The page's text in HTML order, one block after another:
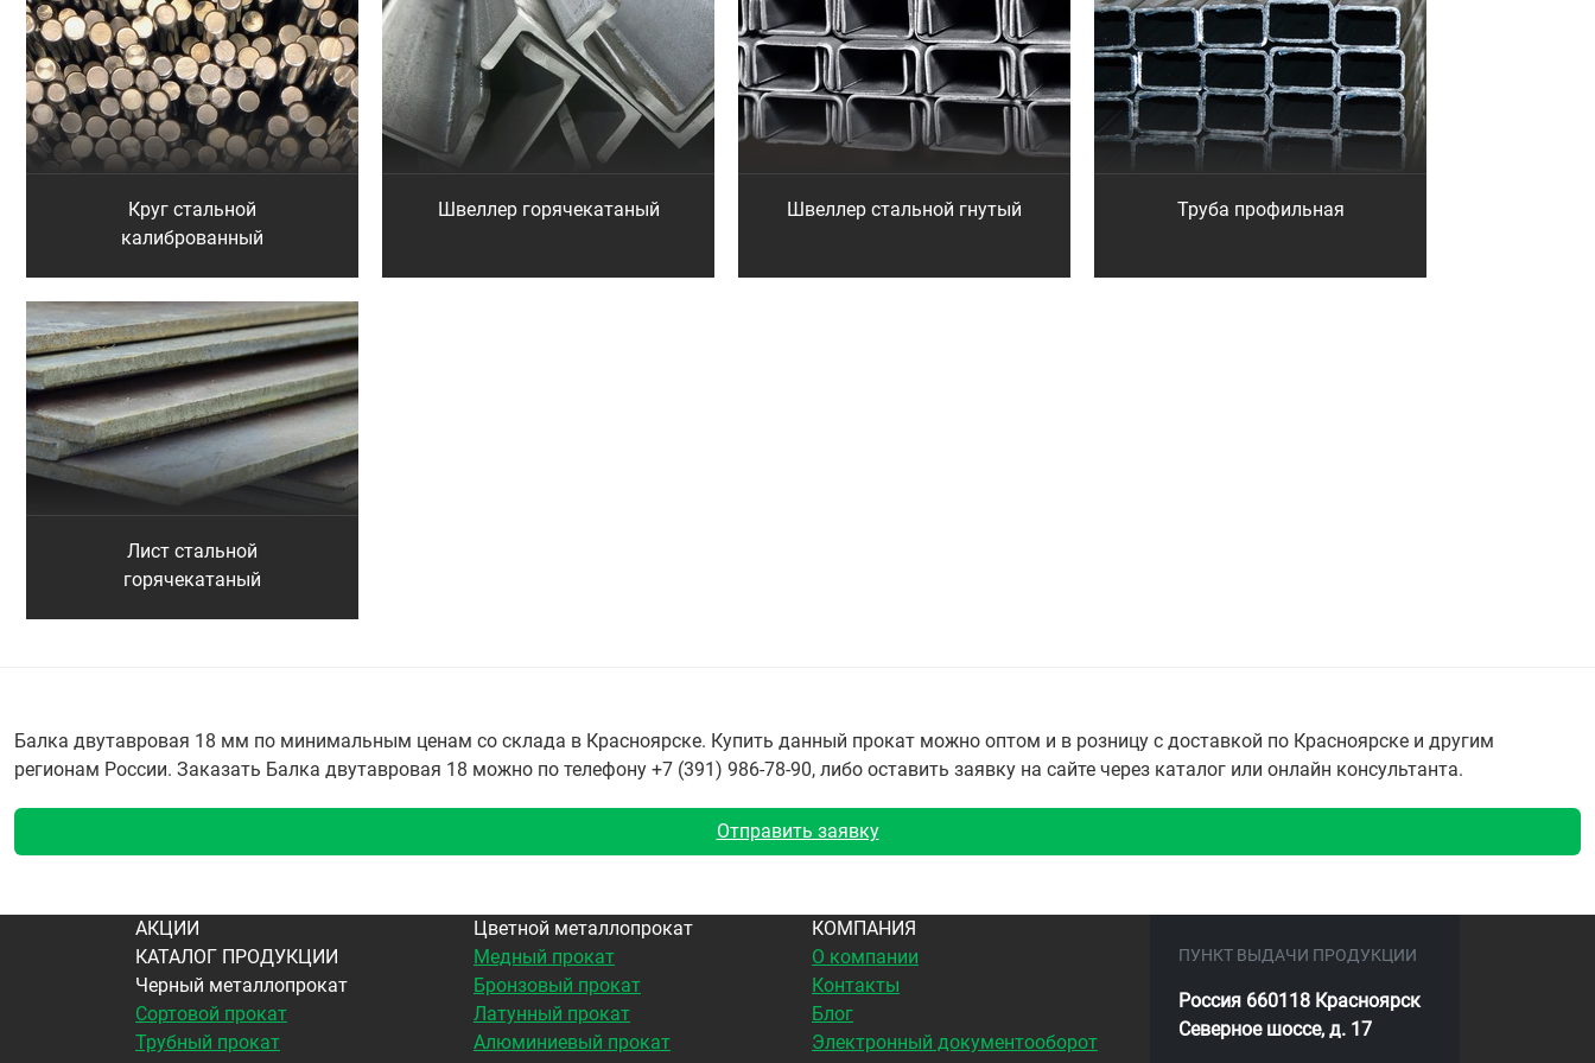
Круг стальной
калиброванный
Швеллер горячекатаный Швеллер стальной гнутый Труба профильная
Лист стальной
горячекатаный
Балка двутавровая 18 мм по минимальным ценам со склада в Красноярске. Купить данный прокат можно оптом и в розницу с доставкой по Красноярске и другим
регионам России. Заказать Балка двутавровая 18 можно по телефону +7 (391) 986-78-90, либо оставить заявку на сайте через каталог или онлайн консультанта.
Отправить заявку
АКЦИИ
КАТАЛОГ ПРОДУКЦИИ
Черный металлопрокат
Сортовой прокат
Трубный прокат
Цветной металлопрокат
Медный прокат
Бронзовый прокат
Латунный прокат
Алюминиевый прокат
КОМПАНИЯ
О компании
Контакты
Блог
Электронный документооборот
ПУНКТ ВЫДАЧИ ПРОДУКЦИИ
Россия 660118 Красноярск
Северное шоссе, д. 17